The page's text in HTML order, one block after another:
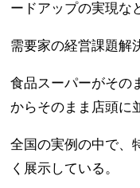
ードアップの実現な
需要家の経営課題解
食品スーパーがその
からそのまま店頭に
全国の実例の中で、
く展示している。